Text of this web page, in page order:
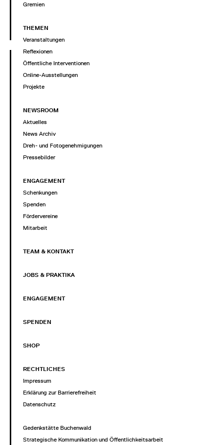
Gremien
THEMEN
Veranstaltungen
Reflexionen
Öffentliche Interventionen
Online-Ausstellungen
Projekte
NEWSROOM
Aktuelles
News Archiv
Dreh- und Fotogenehmigungen
Pressebilder
ENGAGEMENT
Schenkungen
Spenden
Fördervereine
Mitarbeit
TEAM & KONTAKT
JOBS & PRAKTIKA
ENGAGEMENT
SPENDEN
SHOP
RECHTLICHES
Impressum
Erklärung zur Barrierefreiheit
Datenschutz
Gedenkstätte Buchenwald
Strategische Kommunikation und Öffentlichkeitsarbeit